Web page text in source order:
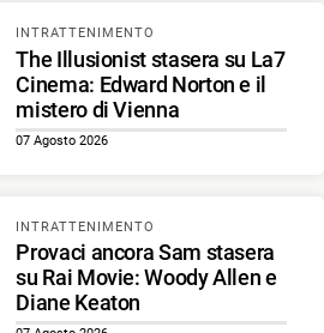
INTRATTENIMENTO
The Illusionist stasera su La7
Cinema: Edward Norton e il
mistero di Vienna
07 Agosto 2026
INTRATTENIMENTO
Provaci ancora Sam stasera
su Rai Movie: Woody Allen e
Diane Keaton